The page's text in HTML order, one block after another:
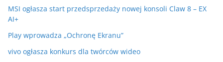
MSI ogłasza start przedsprzedaży nowej konsoli Claw 8 – EX
AI+
Play wprowadza „Ochronę Ekranu”
vivo ogłasza konkurs dla twórców wideo